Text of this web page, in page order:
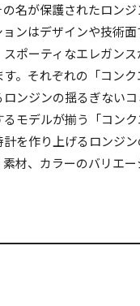
名が保護されたロン
ンはデザインや技術
ポーティなエレガン
。それぞれの「コン
ンジンの揺るぎないコ
モデルが揃う「コン
を作り上げるロンジ
材、カラーのバリエー